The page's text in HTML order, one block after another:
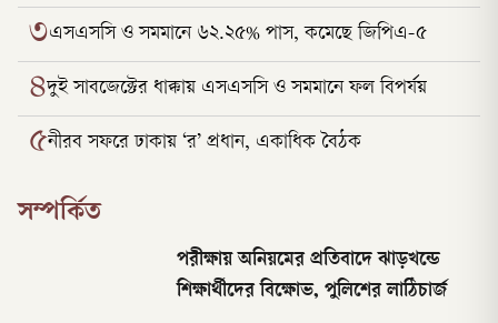
৩এসএসসি ও সমমানে ৬২.২৫% পাস, কমেছে জিপিএ-৫
৪দুই সাবজেক্টের ধাক্কায় এসএসসি ও সমমানে ফল বিপর্যয়
৫নীরব সফরে ঢাকায় ‘র’ প্রধান, একাধিক বৈঠক
সম্পর্কিত
পরীক্ষায় অনিয়মের প্রতিবাদে ঝাড়খন্ডে
শিক্ষার্থীদের বিক্ষোভ, পুলিশের লাঠিচার্জ